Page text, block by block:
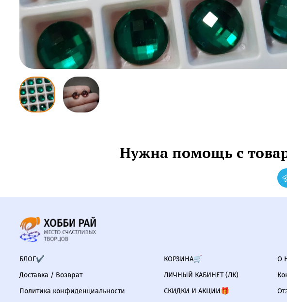
Нужна помощь с
БЛОГ✔
Доставка / Возврат
Политика конфиденциальности
КОРЗИНА🛒
ЛИЧНЫЙ КАБИНЕТ (ЛК)
СКИДКИ И АКЦИИ🎁
О